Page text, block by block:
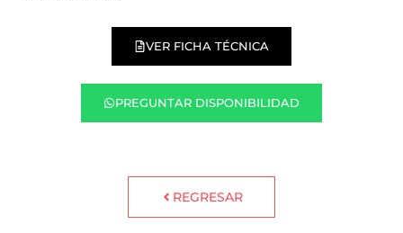
VER FICHA TÉCNICA
PREGUNTAR DISPONIBILIDAD
REGRESAR